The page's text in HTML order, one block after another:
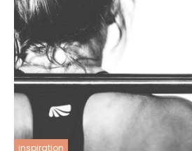
inspiration